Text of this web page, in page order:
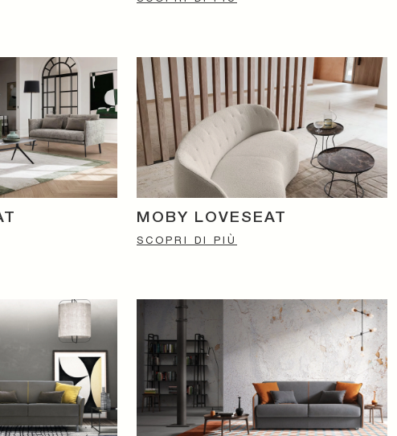
MOBY LOVESEAT
SCOPRI DI PIÙ